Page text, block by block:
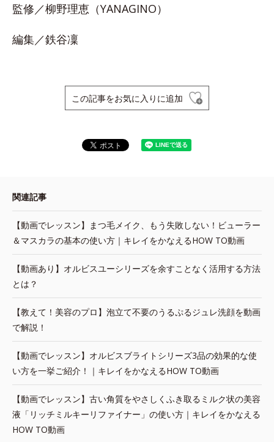
監修／柳野理恵（YANAGINO）
編集／鉄谷凜
この記事をお気に入りに追加
関連記事
【動画でレッスン】まつ毛メイク、もう失敗しない！ビューラー
＆マスカラの基本の使い方｜キレイをかなえるHOW TO動画
【動画あり】オルビスユーシリーズを余すことなく活用する方法
とは？
【教えて！美容のプロ】泡立て不要のうるぷるジュレ洗顔を動画
で解説！
【動画でレッスン】オルビスブライトシリーズ3品の効果的な使
い方を一挙ご紹介！｜キレイをかなえるHOW TO動画
【動画でレッスン】古い角質をやさしくふき取るミルク状の美容
液「リッチミルキーリファイナー」の使い方｜キレイをかなえる
HOW TO動画